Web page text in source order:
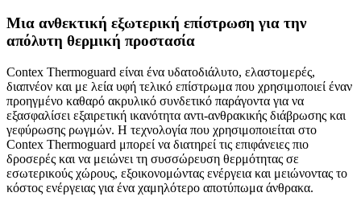
Μια ανθεκτική εξωτερική επίστρωση για την
απόλυτη θερμική προστασία
Contex Thermoguard είναι ένα υδατοδιάλυτο, ελαστομερές,
διαπνέον και με λεία υφή τελικό επίστρωμα που χρησιμοποιεί έναν
προηγμένο καθαρό ακρυλικό συνδετικό παράγοντα για να
εξασφαλίσει εξαιρετική ικανότητα αντι-ανθρακικής διάβρωσης και
γεφύρωσης ρωγμών. Η τεχνολογία που χρησιμοποιείται στο
Contex Thermoguard μπορεί να διατηρεί τις επιφάνειες πιο
δροσερές και να μειώνει τη συσσώρευση θερμότητας σε
εσωτερικούς χώρους, εξοικονομώντας ενέργεια και μειώνοντας το
κόστος ενέργειας για ένα χαμηλότερο αποτύπωμα άνθρακα.